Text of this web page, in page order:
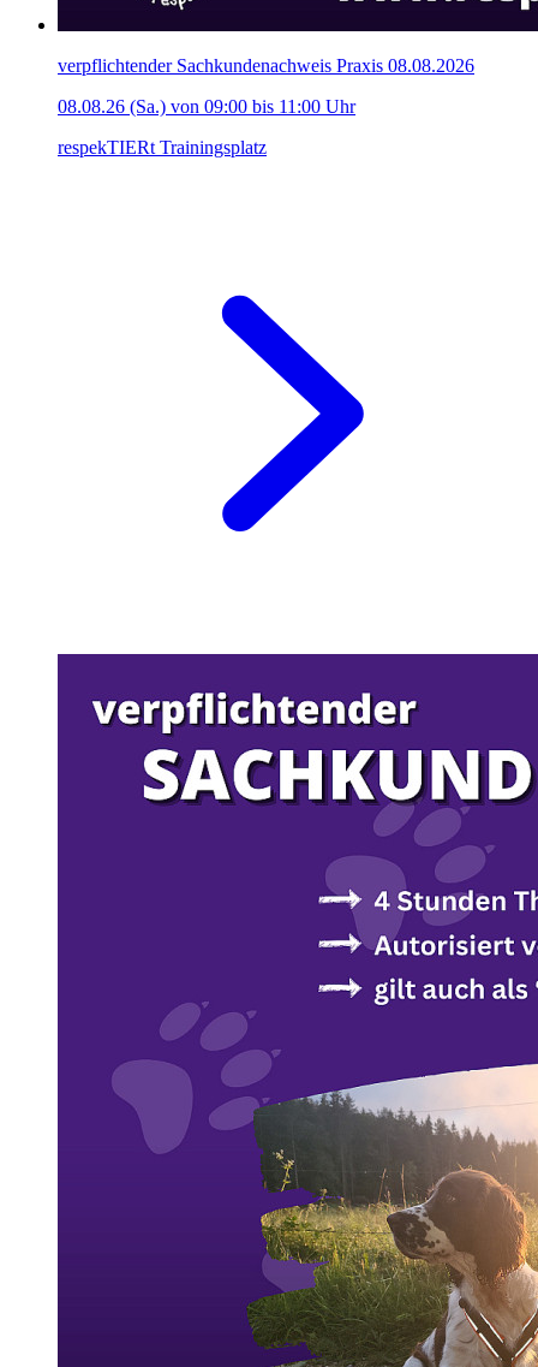
verpflichtender Sachkundenachweis Praxis 08.08.2026
08.08.26 (Sa.) von 09:00 bis 11:00 Uhr
respekTIERt Trainingsplatz